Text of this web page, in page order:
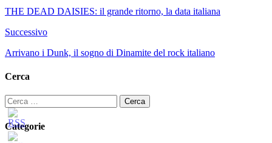
THE DEAD DAISIES: il grande ritorno, la data italiana
Successivo
Arrivano i Dunk, il sogno di Dinamite del rock italiano
Cerca
Ricerca
per:
Categorie